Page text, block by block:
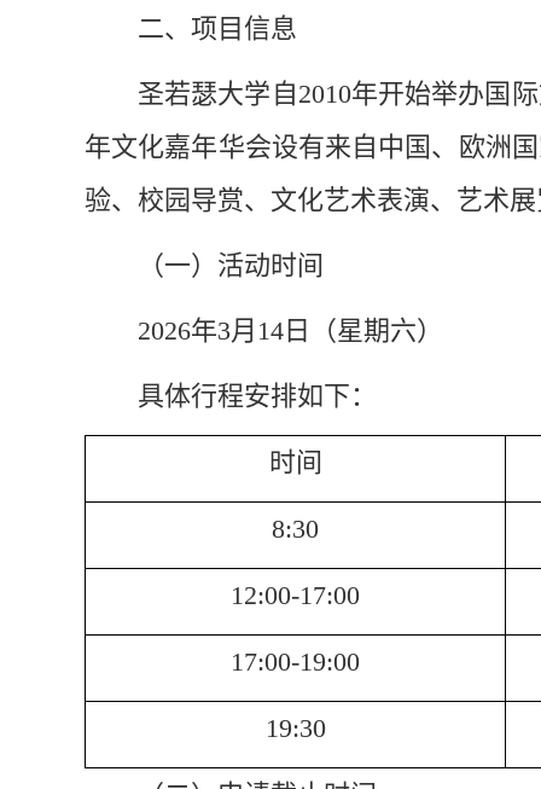
二、项目信息
圣若瑟大学自2010年开始举办国
年文化嘉年华会设有来自中国、欧洲
验、校园导赏、文化艺术表演、艺术
（一） 活动时间
2026年3月 14 日 （星期六）
具体行程安排如下：
时间
8:30
12:00-17:00
17:00-19:00
19:30